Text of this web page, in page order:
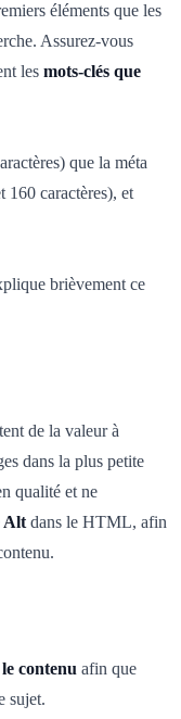
éléments que les
Assurez-vous
les mots-clés que
que la méta
160 caractères), et
brièvement ce
de la valeur à
dans la plus petite
qualité et ne
Alt dans le HTML, afin
contenu afin que
sujet.